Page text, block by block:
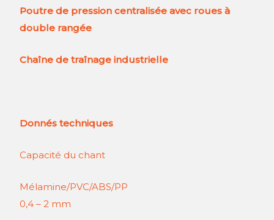
Poutre de pression centralisée avec roues à
double rangée
Chaîne de traînage industrielle
Donnés techniques
Capacité du chant
Mélamine/PVC/
0,4 – 2 mm